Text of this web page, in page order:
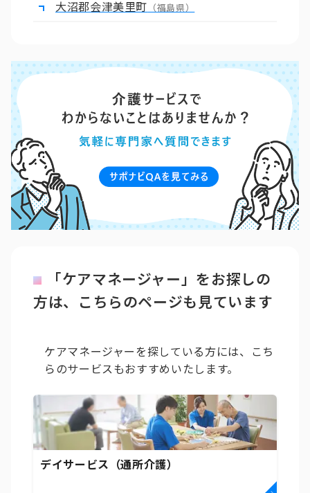
大沼郡会津美里町 （福島県）
「ケアマネージャー」をお探しの
方は、こちらのページも見ています
ケアマネージャーを探している方には、こち
らのサービスもおすすめいたします。
デイサービス（通所介護）